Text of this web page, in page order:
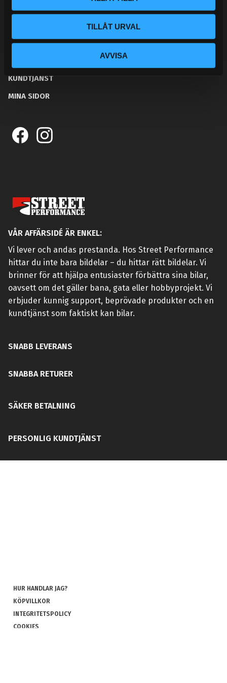
TILLÅT URVAL
AVVISA
KUNSKAPSCENTER
KUNDTJÄNST
MINA SIDOR
VÅR AFFÄRSIDÉ ÄR ENKEL:
Vi lever och andas prestanda. Hos Street Performance
hittar du inte bara bildelar – du hittar rätt bildelar. Vi
brinner för att hjälpa entusiaster förbättra sina bilar,
oavsett om det gäller bana, gata eller hobbyprojekt. Vi
erbjuder kunnig support, beprövade produkter och en
kundtjänst som faktiskt kan bilar.
SNABB LEVERANS
SNABBA RETURER
SÄKER BETALNING
PERSONLIG KUNDTJÄNST
HUR HANDLAR JAG?
KÖPVILLKOR
INTEGRITETSPOLICY
COOKIES